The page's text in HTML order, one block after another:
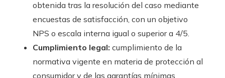
obtenida tras la resolución del caso mediante
encuestas de satisfacción, con un objetivo
NPS o escala interna igual o superior a 4/5.
Cumplimiento legal: cumplimiento de la
normativa vigente en materia de protección al
consumidor y de las garantías mínimas